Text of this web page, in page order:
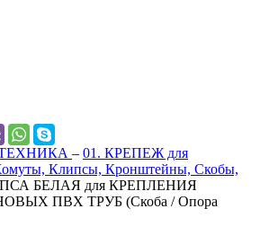
– 01. КРЕПЕЖ для
Клипсы, Кронштейны, Скобы,
БЕЛАЯ для КРЕПЛЕНИЯ
ПВХ ТРУБ (Скоба / Опора